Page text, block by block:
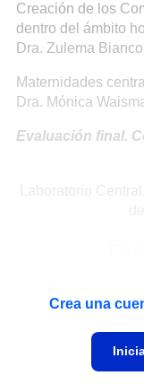
Creación de los
dentro del ámbito
Dra. Zulema
Maternidades
Dra. Mónica
Evaluación final.
Laboratorio
Crea una